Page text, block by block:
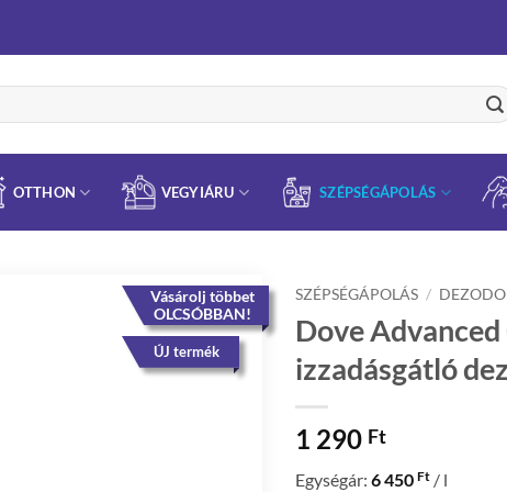
OTTHON VEGYIÁRU SZÉPSÉGÁPOLÁS
Vásárolj többet
OLCSÓBBAN!
ÚJ termék
SZÉPSÉGÁPOLÁS /
Dove
izzadásgátló
1 290 Ft
Egységár: 6 450 Ft / l